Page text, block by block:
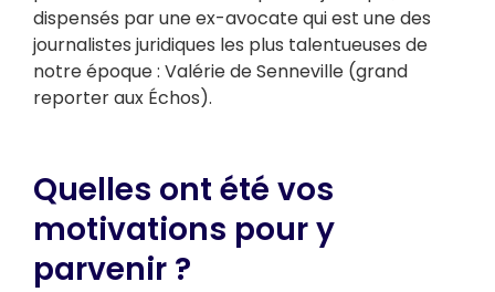
dispensés par une ex-avocate qui est une des
journalistes juridiques les plus talentueuses de
notre époque : Valérie de Senneville (grand
reporter aux Échos).
Quelles ont été vos
motivations pour y
parvenir ?